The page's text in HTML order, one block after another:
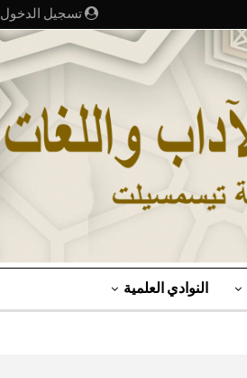
تسجيل الدخول
النوادي العلمية